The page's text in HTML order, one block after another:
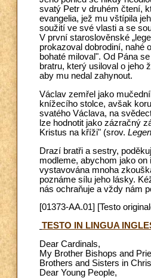
svatý Petr v druhém čtení,
evangelia, jež mu vštípila
soužití ve své vlasti a se
V první staroslověnské
prokazoval dobrodiní, nahé
bohaté miloval". Od Pána
bratru, který usiloval o jeho
aby mu nedal zahynout.
Václav zemřel jako
knížecího stolce, avšak
svatého Václava, na
lze hodnotit jako zázračný
Kristus na kříži" (srov.
Drazí bratři a sestry,
modleme, abychom jako
vystavována mnoha
poznáme sílu jeho lásky.
nás ochraňuje a vždy nám
[01373-AA.01] [Testo
TESTO IN LINGUA
Dear Cardinals,
My Brother Bishops and
Brothers and Sisters in
Dear Young People,